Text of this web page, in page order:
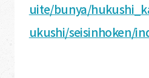
uite/bunya/
ukushi/seisinhoken/